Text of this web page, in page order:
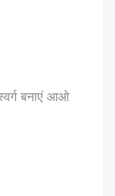
बनाएं आओ